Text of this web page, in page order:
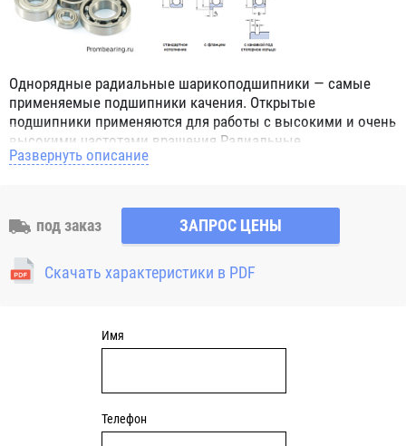
Однорядные радиальные шарикоподшипники — самые
применяемые подшипники качения. Открытые
подшипники применяются для работы с высокими и очень
высокими частотами вращения.Радиальные
шарикоподшипники обозначением 2Z ZZ с обеих сторон
обозначением 2RS 2RS1 2RSH 2RSR имеют с обеих сторон
контактные уплотнения из бутадиен-нитрильного каучука
(NBR) и пригодны для средних частот вращения. Также
поставляются подшипники с бесконтактными
Развернуть описание
под заказ ЗАПРОС ЦЕНЫ
Скачать характеристики в PDF
Имя
Телефон